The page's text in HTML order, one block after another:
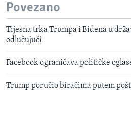
Povezano
Tijesna trka Trumpa i Bidena u
odlučujući
Facebook ograničava političke
Trump poručio biračima putem